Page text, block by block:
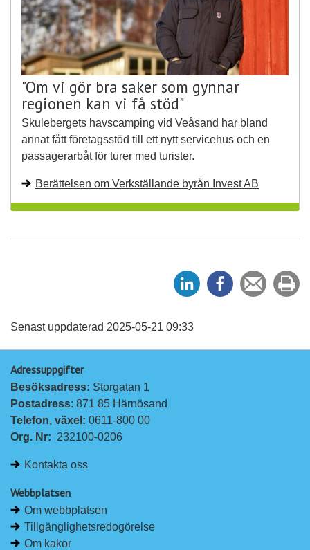
"Om vi gör bra saker som gynnar
regionen kan vi få stöd"
Skulebergets havscamping vid Veåsand har bland
annat fått företagsstöd till ett nytt servicehus och en
passagerarbåt för turer med turister.
Berättelsen om Verkställande byrån Invest AB
e
e
Tipsa
en
ut
Senast uppdaterad 2025-05-21 09:33
Adressuppgifter
Besöksadress: Storgatan 1
Postadress: 871 85 Härnösand
Telefon, växel: 0611-800 00
Org. Nr: 232100-0206
Kontakta oss
Webbplatsen
Om webbplatsen
Tillgänglighetsredogörelse
Om kakor